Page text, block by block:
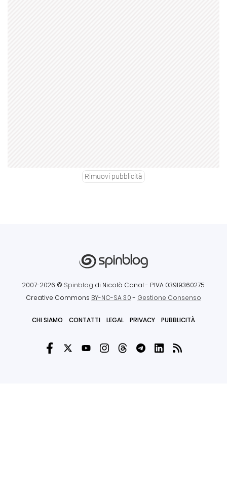
Rimuovi pubblicità
2007-2026 © Spinblog di Nicolò Canal - P.IVA 03919360275
Creative Commons BY-NC-SA 3.0- Gestione Consenso
CHI SIAMO CONTATTI LEGAL PRIVACY PUBBLICITÀ